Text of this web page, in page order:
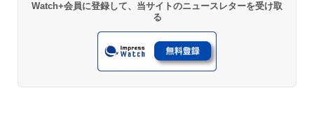
Watch+会員に登録して、当サイトのニュースレターを受け取
る